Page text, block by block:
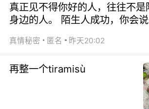
真正见不得你好的人，往往不
身边的人。 陌生人成功，你会
真情秘密 匿名 昨天20:02
再整一个tiramisù